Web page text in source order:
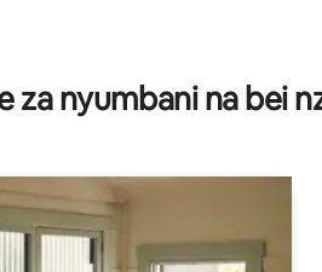
wa 4.71 kati ya 5, tathmini 202
za nyumbani na bei